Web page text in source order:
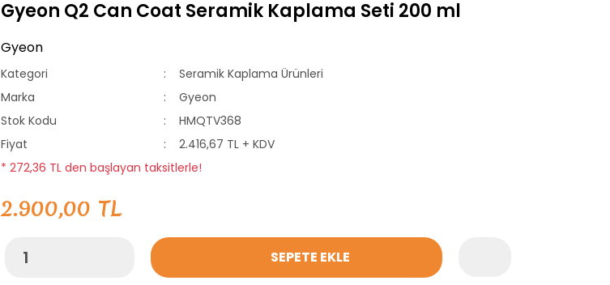
Gyeon Q2 Can Coat Seramik Kaplama Seti 200 ml
Gyeon
Kategori
Seramik Kaplama Ürünleri
Marka
Gyeon
Stok Kodu
HMQTV368
Fiyat
2.416,67 TL + KDV
* 272,36 TL den başlayan taksitlerle!
2.900,00 TL
SEPETE EKLE